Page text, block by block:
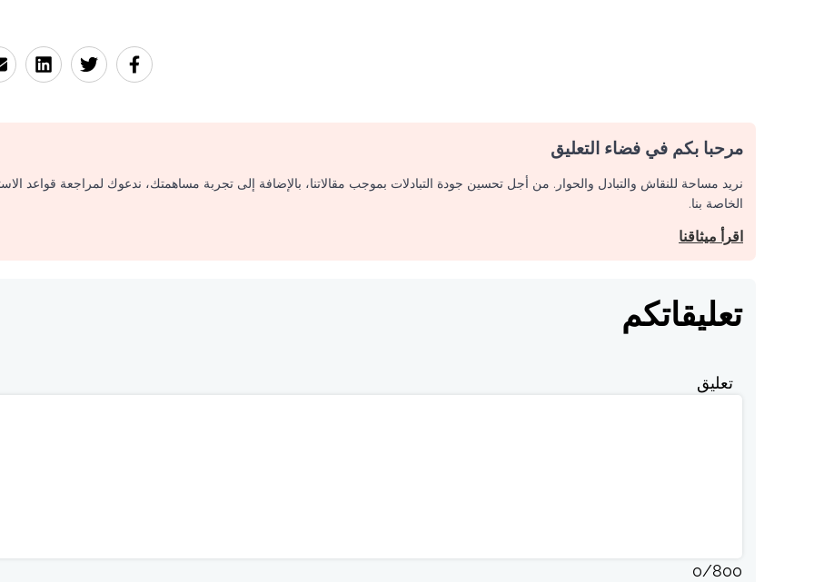
مرحبا بكم في فضاء التعليق
نريد مساحة للنقاش والتبادل والحوار. من أجل تحسين جودة التبادلات بموجب مقالاتنا، بالإضافة إلى تجربة مساهمتك، ندعوك لمراجعة قواعد
الخاصة بنا.
اقرأ ميثاقنا
تعليقاتكم
تعليق
0/800